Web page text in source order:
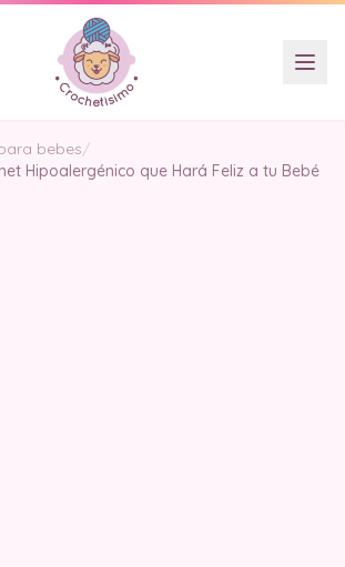
bebes/
Hipoalergénico que Hará Feliz a tu Bebé